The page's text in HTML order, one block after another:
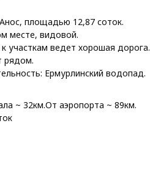
площадью 12,87 соток.
месте, видовой.
участкам ведет хорошая дорога.
рядом.
Ермурлинский водопад.
~ 32км.От аэропорта ~ 89км.